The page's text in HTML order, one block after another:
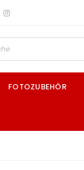
FOTOZUBEHÖR